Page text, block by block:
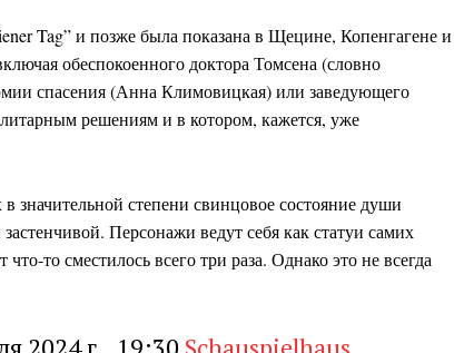
Tag” и позже была показана в Щецине, Копенгагене и
обеспокоенного доктора Томсена (словно
спасения (Анна Климовицкая) или заведующего
решениям и в котором, кажется, уже
значительной степени свинцовое состояние души
Персонажи ведут себя как статуи самих
то сместилось всего три раза. Однако это не всегда
2024 г., 19:30 Schauspielhaus